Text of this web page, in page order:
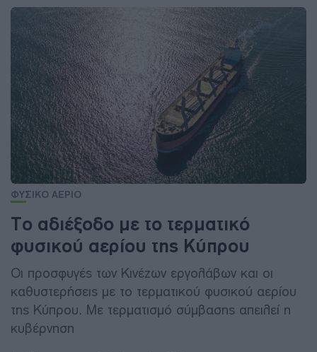
ΦΥΣΙΚΟ ΑΕΡΙΟ
Το αδιέξοδο με το τερματικό
φυσικού αερίου της Κύπρου
Οι προσφυγές των Κινέζων εργολάβων και οι
καθυστερήσεις με το τερματικού φυσικού αερίου
της Κύπρου. Με τερματισμό σύμβασης απειλεί η
κυβέρνηση